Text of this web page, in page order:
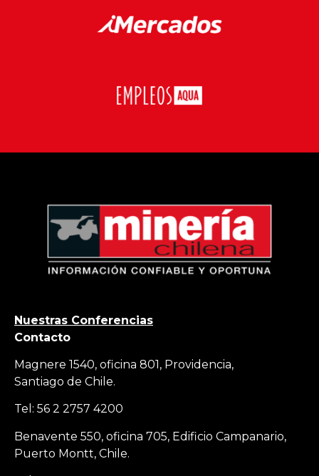
Nuestras Conferencias
Contacto
Magnere 1540, oficina 801, Providencia,
Santiago de Chile.
Tel: 56 2 2757 4200
Benavente 550, oficina 705, Edificio Campanario,
Puerto Montt, Chile.